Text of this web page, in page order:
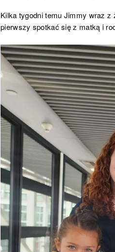
Kilka tygodni temu Jimmy wraz z
pierwszy spotkać się z matką i